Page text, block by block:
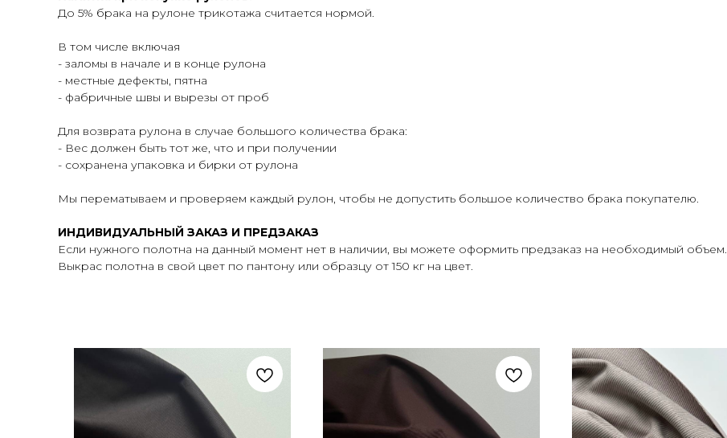
До 5% брака на рулоне трикотажа считается нормой.
В том числе включая
- заломы в начале и в конце рулона
- местные дефекты, пятна
- фабричные швы и вырезы от проб
Для возврата рулона в случае большого количества брака:
- Вес должен быть тот же, что и при получении
- сохранена упаковка и бирки от рулона
Мы перематываем и проверяем каждый рулон, чтобы не допустить большое количество брака покупателю.
ИНДИВИДУАЛЬНЫЙ ЗАКАЗ И ПРЕДЗАКАЗ
Если нужного полотна на данный момент нет в наличии, вы можете оформить предзаказ на необходимый объем.
Выкрас полотна в свой цвет по пантону или образцу от 150 кг на цвет.